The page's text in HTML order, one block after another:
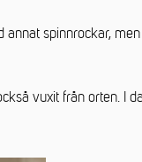
spinnrockar,
vuxit från orten. I